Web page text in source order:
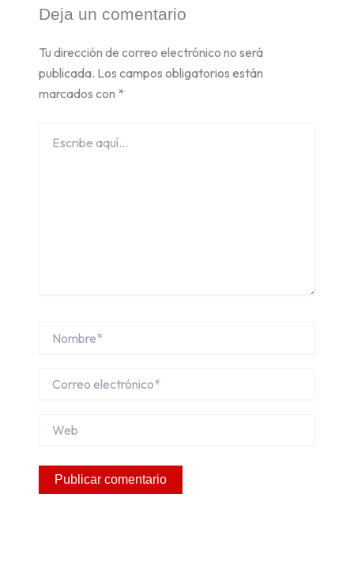
Deja un comentario
Tu dirección de correo electrónico no será
publicada. Los campos obligatorios están
marcados con *
aquí...
electrónico*